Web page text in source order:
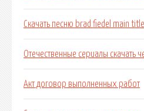
Скачать песню brad fiedel main title
Отечественные сериалы скачать
Акт договор выполненных работ